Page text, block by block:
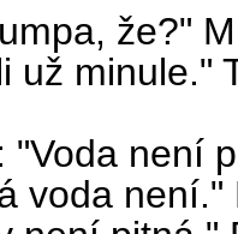
že?"
už minule."
"Voda není
voda není."